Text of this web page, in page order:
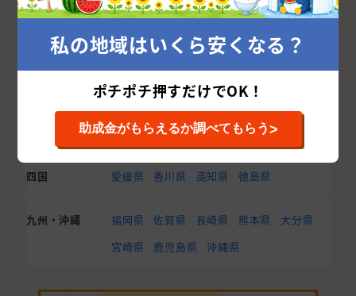
東海 愛知県 静岡県 岐阜県 三重県
和歌山県
岡山県 広島県 島根県 鳥取県
四国 愛媛県 香川県 高知県 徳島県
九州・沖縄 福岡県 佐賀県 長崎県 熊本県
大分県
宮崎県
鹿児島県 沖縄県
私の地域はいくら安くなる？
ポチポチ押すだけでOK！
助成金がもらえるか調べてもらう>